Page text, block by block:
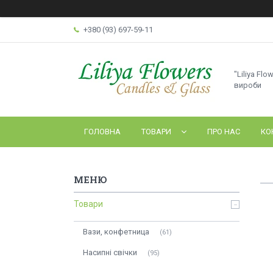
+380 (93) 697-59-11
"Liliya
вироби
ГОЛОВНА ТОВАРИ ПРО НАС
Товари
Вази, конфетница 61
Насипні свічки 95